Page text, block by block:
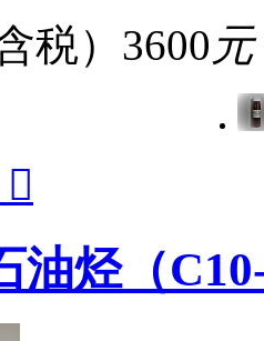
税） 3600 元

油烃（